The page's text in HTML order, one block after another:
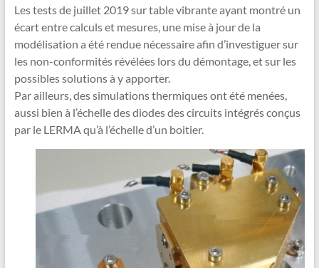
Les tests de juillet 2019 sur table vibrante ayant montré un
écart entre calculs et mesures, une mise à jour de la
modélisation a été rendue nécessaire afin d’investiguer sur
les non-conformités révélées lors du démontage, et sur les
possibles solutions à y apporter.
Par ailleurs, des simulations thermiques ont été menées,
aussi bien à l’échelle des diodes des circuits intégrés conçus
par le LERMA qu’à l’échelle d’un boitier.